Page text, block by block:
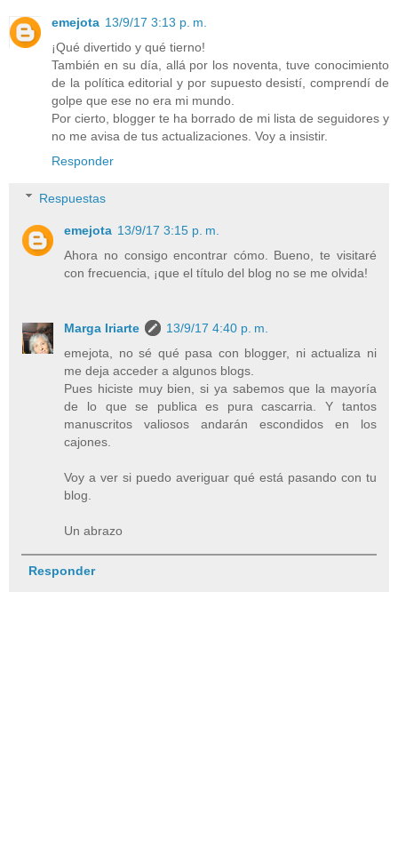
emejota 13/9/17 3:13 p. m.
¡Qué divertido y qué tierno!
También en su día, allá por los noventa, tuve conocimiento
de la política editorial y por supuesto desistí, comprendí de
golpe que ese no era mi mundo.
Por cierto, blogger te ha borrado de mi lista de seguidores y
no me avisa de tus actualizaciones. Voy a insistir.
Responder
Respuestas
emejota 13/9/17 3:15 p. m.
Ahora no consigo encontrar cómo. Bueno, te visitaré
con frecuencia, ¡que el título del blog no se me olvida!
Marga Iriarte
13/9/17 4:40 p. m.
emejota, no sé qué pasa con blogger, ni actualiza ni
me deja acceder a algunos blogs.
Pues hiciste muy bien, si ya sabemos que la mayoría
de lo que se publica es pura cascarria. Y tantos
manuscritos valiosos andarán escondidos en los
cajones.
Voy a ver si puedo averiguar qué está pasando con tu
blog.
Un abrazo
Responder